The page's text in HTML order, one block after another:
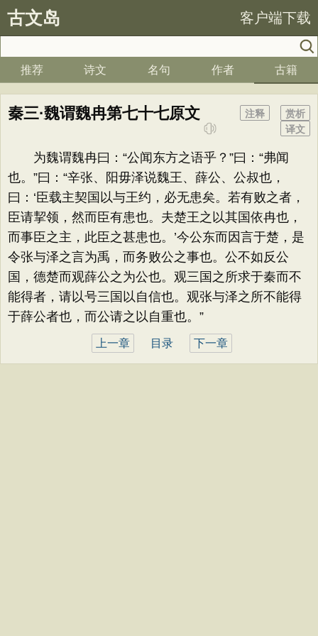
古文岛 客户端下载
推荐 诗文 名句 作者 古籍
秦三·魏谓魏冉第七十七原文 赏析
注释
译文
为魏谓魏冉曰：“公闻东方之语乎？”曰：“弗闻
也。”曰：“辛张、阳毋泽说魏王、薛公、公叔也，
曰：‘臣载主契国以与王约，必无患矣。若有败之者，
臣请挈领，然而臣有患也。夫楚王之以其国依冉也，
而事臣之主，此臣之甚患也。’今公东而因言于楚，是
令张与泽之言为禹，而务败公之事也。公不如反公
国，德楚而观薛公之为公也。观三国之所求于秦而不
能得者，请以号三国以自信也。观张与泽之所不能得
于薛公者也，而公请之以自重也。”
上一章 目录 下一章